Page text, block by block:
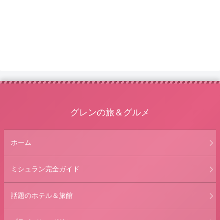
グレンの旅＆グルメ
ホーム
ミシュラン完全ガイド
話題のホテル＆旅館